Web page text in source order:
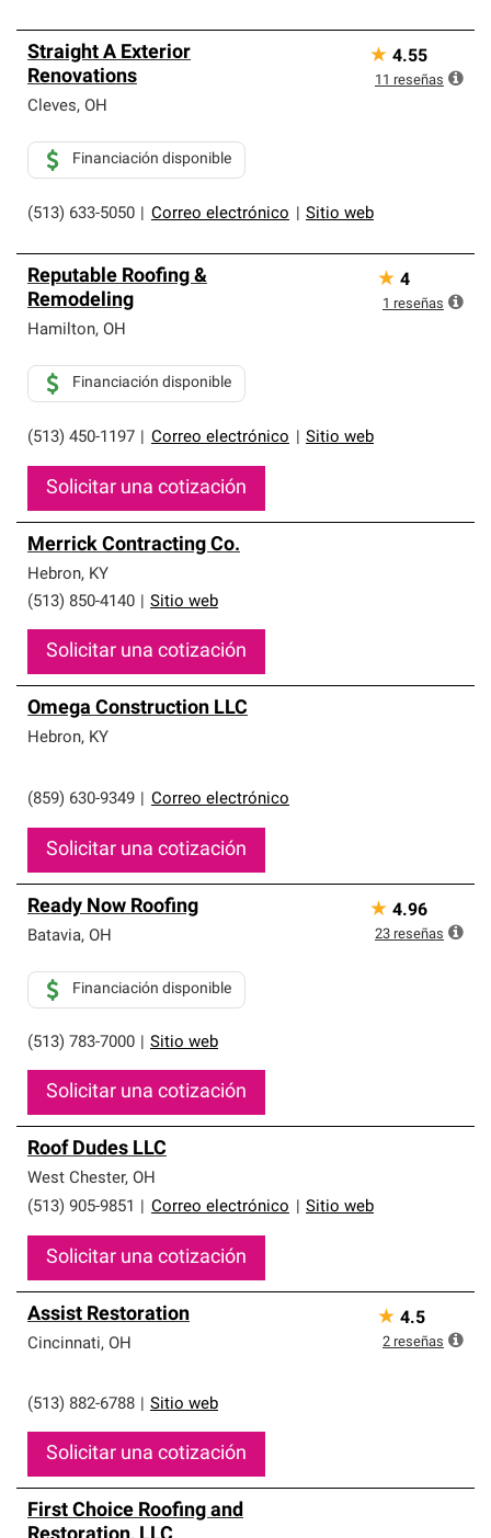
Straight A Exterior
Renovations
Cleves, OH
(513) 633-5050 Correo electrónico Sitio web
Financiación disponible
★ 4.55
11 reseñas
Reputable Roofing &
Remodeling
Hamilton, OH
(513) 450-1197 Correo electrónico Sitio web
Financiación disponible
Solicitar una cotización
★ 4
1 reseñas
Merrick Contracting Co.
Hebron, KY
(513) 850-4140
Sitio web
Solicitar una cotización
Omega Construction LLC
Hebron, KY
(859) 630-9349 Correo electrónico
Solicitar una cotización
Ready Now Roofing
Batavia, OH
(513) 783-7000 Sitio web
Financiación disponible
Solicitar una cotización
★ 4.96
23 reseñas
Roof Dudes LLC
West Chester, OH
(513) 905-9851
Correo electrónico Sitio web
Solicitar una cotización
Assist Restoration
Cincinnati, OH
(513) 882-6788 Sitio web
Solicitar una cotización
★ 4.5
2 reseñas
First Choice Roofing and